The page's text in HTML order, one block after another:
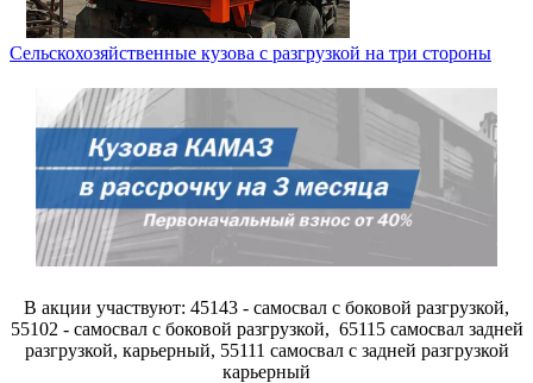
Сельскохозяйственные кузова с разгрузкой на три стороны
В акции участвуют: 45143 - самосвал с боковой разгрузкой,
55102 - самосвал с боковой разгрузкой, 65115 самосвал задней
разгрузкой, карьерный, 55111 самосвал с задней разгрузкой
карьерный